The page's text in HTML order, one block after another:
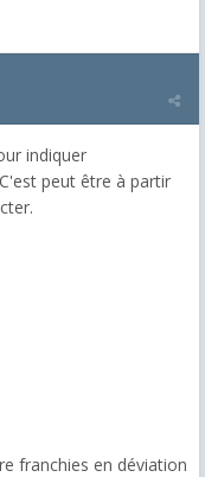
indiquer
peut être à partir
franchies en déviation